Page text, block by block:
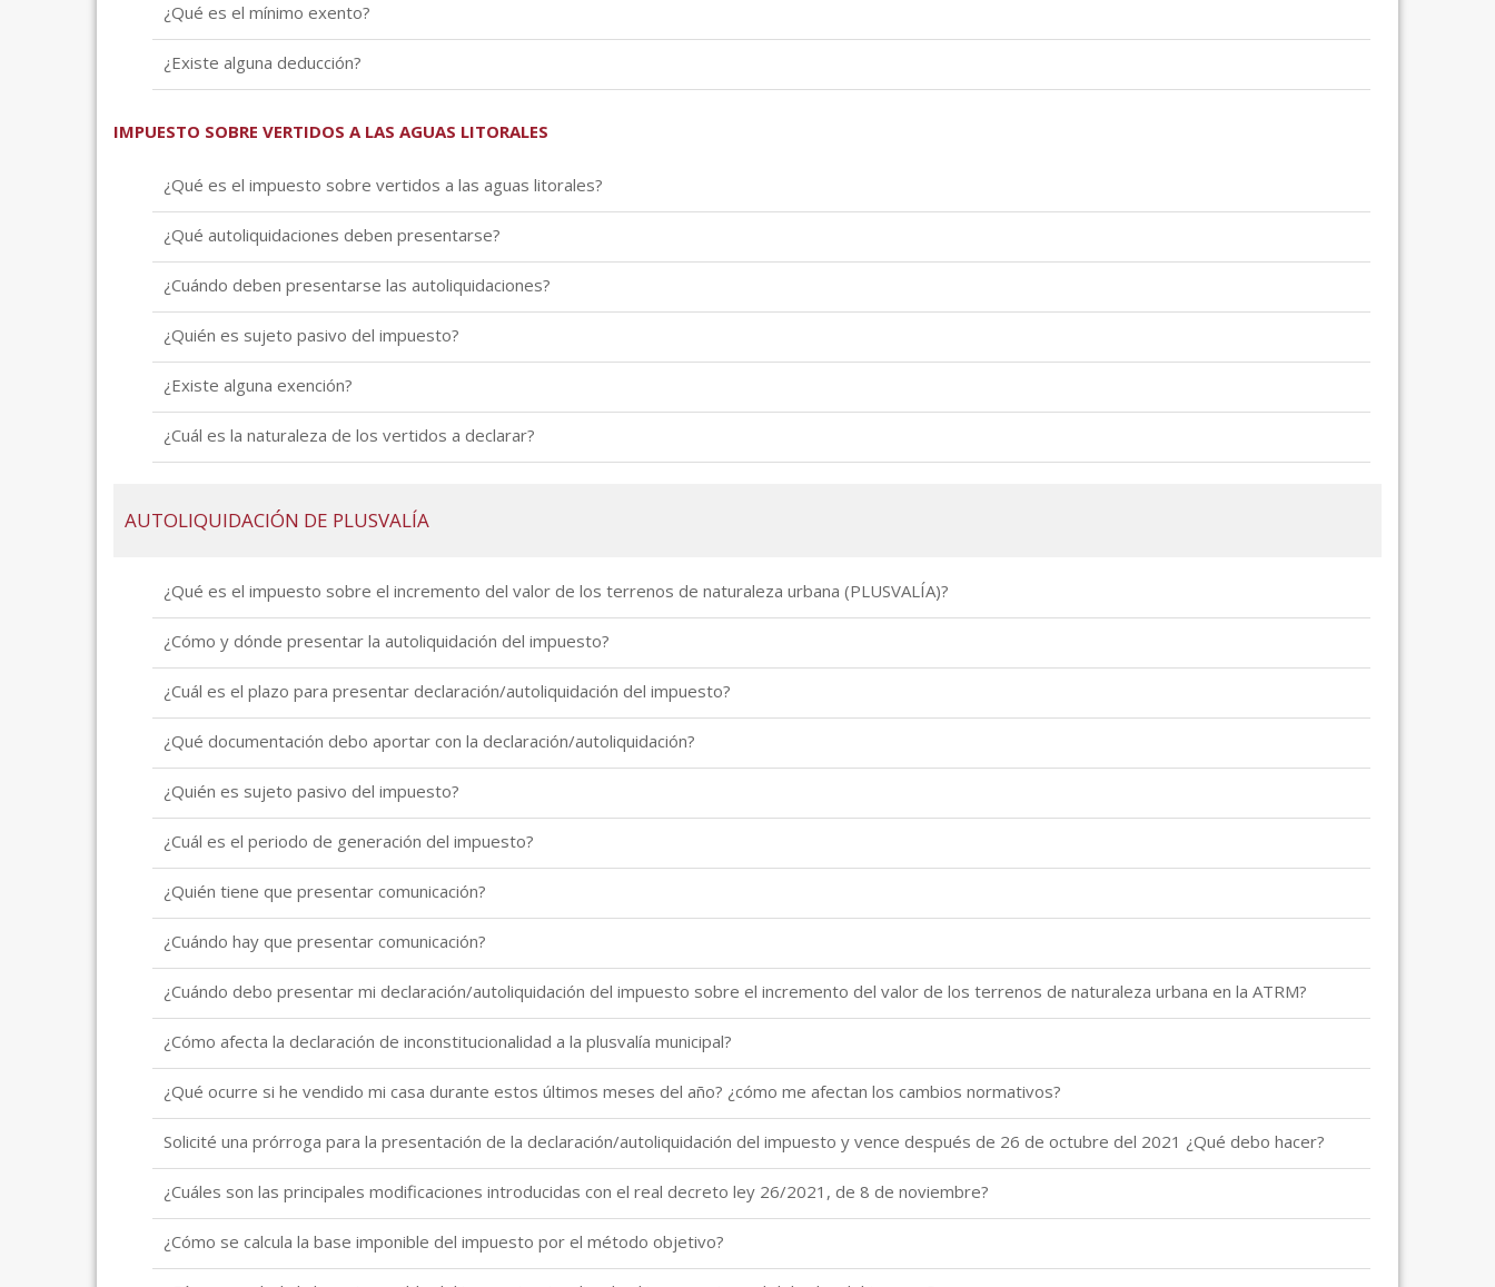
¿Qué es el mínimo exento?
¿Existe alguna deducción?
IMPUESTO SOBRE VERTIDOS A LAS AGUAS LITORALES
¿Qué es el impuesto sobre vertidos a las aguas litorales?
¿Qué autoliquidaciones deben presentarse?
¿Cuándo deben presentarse las autoliquidaciones?
¿Quién es sujeto pasivo del impuesto?
¿Existe alguna exención?
¿Cuál es la naturaleza de los vertidos a declarar?
AUTOLIQUIDACIÓN DE PLUSVALÍA
¿Qué es el impuesto sobre el incremento del valor de los terrenos de naturaleza urbana (PLUSVALÍA)?
¿Cómo y dónde presentar la autoliquidación del impuesto?
¿Cuál es el plazo para presentar declaración/autoliquidación del impuesto?
¿Qué documentación debo aportar con la declaración/autoliquidación?
¿Quién es sujeto pasivo del impuesto?
¿Cuál es el periodo de generación del impuesto?
¿Quién tiene que presentar comunicación?
¿Cuándo hay que presentar comunicación?
¿Cuándo debo presentar mi declaración/autoliquidación del impuesto sobre el incremento del valor de los terrenos de naturaleza urbana en la ATRM?
¿Cómo afecta la declaración de inconstitucionalidad a la plusvalía municipal?
¿Qué ocurre si he vendido mi casa durante estos últimos meses del año? ¿cómo me afectan los cambios normativos?
Solicité una prórroga para la presentación de la declaración/autoliquidación del impuesto y vence después de 26 de octubre del 2021 ¿Qué debo hacer?
¿Cuáles son las principales modificaciones introducidas con el real decreto ley 26/2021, de 8 de noviembre?
¿Cómo se calcula la base imponible del impuesto por el método objetivo?